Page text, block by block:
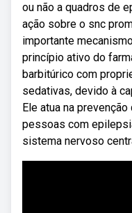
ou não a quadros de
ação sobre o snc
importante
princípio ativo do
barbitúrico com
sedativas, devido à
Ele atua na
pessoas com
sistema nervoso